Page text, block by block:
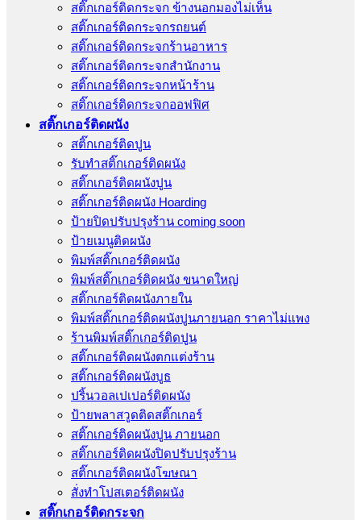
สติ๊กเกอร์ติดกระจก ข้างนอกมองไม่เห็น
สติ๊กเกอร์ติดกระจกรถยนต์
สติ๊กเกอร์ติดกระจกร้านอาหาร
สติ๊กเกอร์ติดกระจกสำนักงาน
สติ๊กเกอร์ติดกระจกหน้าร้าน
สติ๊กเกอร์ติดกระจกออฟฟิศ
สติ๊กเกอร์ติดผนัง
สติ๊กเกอร์ติดปูน
รับทำสติ๊กเกอร์ติดผนัง
สติ๊กเกอร์ติดผนังปูน
สติ๊กเกอร์ติดผนัง Hoarding
ป้ายปิดปรับปรุงร้าน coming soon
ป้ายเมนูติดผนัง
พิมพ์สติ๊กเกอร์ติดผนัง
พิมพ์สติ๊กเกอร์ติดผนัง ขนาดใหญ่
สติ๊กเกอร์ติดผนังภายใน
พิมพ์สติ๊กเกอร์ติดผนังปูนภายนอก ราคาไม่แพง
ร้านพิมพ์สติ๊กเกอร์ติดปูน
สติ๊กเกอร์ติดผนังตกแต่งร้าน
สติ๊กเกอร์ติดผนังบูธ
ปริ้นวอลเปเปอร์ติดผนัง
ป้ายพลาสวูดติดสติ๊กเกอร์
สติ๊กเกอร์ติดผนังปูน ภายนอก
สติ๊กเกอร์ติดผนังปิดปรับปรุงร้าน
สติ๊กเกอร์ติดผนังโฆษณา
สั่งทําโปสเตอร์ติดผนัง
สติ๊กเกอร์ติดกระจก